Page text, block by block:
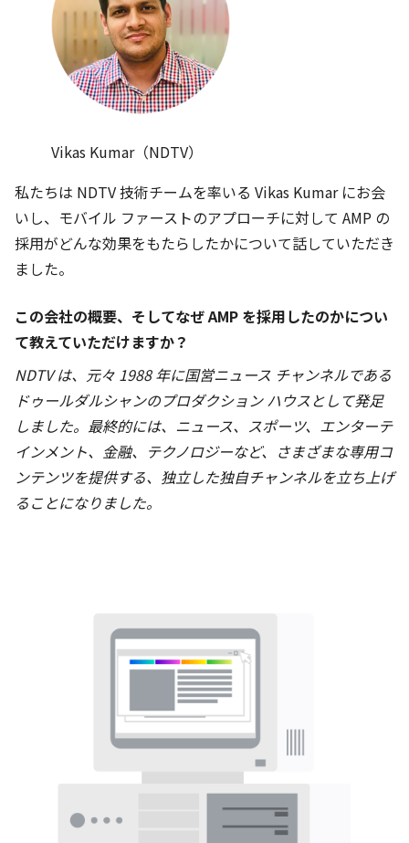
Vikas Kumar（NDTV）
私たちは NDTV 技術チームを率いる Vikas Kumar にお会
いし、モバイル ファーストのアプローチに対して AMP の
採用がどんな効果をもたらしたかについて話していただき
ました。
この会社の概要、そしてなぜ AMP を採用したのかについ
て教えていただけますか？
NDTV は、元々 1988 年に国営ニュース チャンネルである
ドゥールダルシャンのプロダクション ハウスとして発足
しました。最終的には、ニュース、スポーツ、エンターテ
インメント、金融、テクノロジーなど、さまざまな専用コ
ンテンツを提供する、独立した独自チャンネルを立ち上げ
ることになりました。